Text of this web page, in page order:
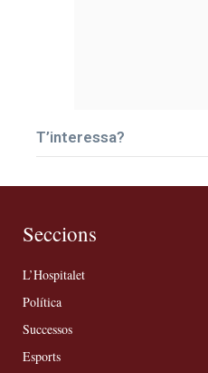
T’interessa?
Seccions
L’Hospitalet
Política
Successos
Esports